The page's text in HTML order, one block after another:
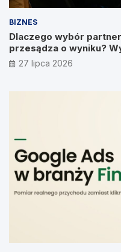
BIZNES
Dlaczego wybór
przesądza o wyniku?
Prymakowskim, CEO IT
27 lipca 2026